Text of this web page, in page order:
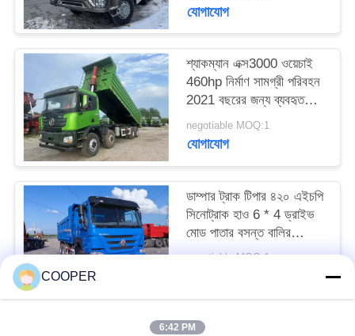
যোগাযোগ
শ্যাকম্যান এক্স3000 ওয়েচাই
460hp নির্মাণ সামগ্রী পরিবহন
2021 বছরের জন্য ব্যবহৃত
ট্যাপার ট্রাক হ্যান্ড এক্সেল
negotiable MOQ:1
যোগাযোগ
ডাম্পার ট্রাক টিপার ৪২০ এইচপি
সিনোট্রাক হাও 6 * 4 ড্রাইভ
মোড পাতার বসন্ত বালির
পরিবহন এলএইচডি
negotiable MOQ:1
COOPER
6:42 PM